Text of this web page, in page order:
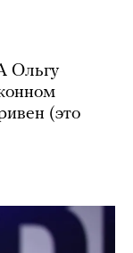
Ольгу
(это